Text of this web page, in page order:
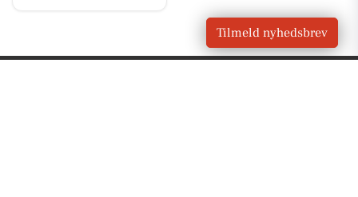
Tilmeld nyhedsbrev